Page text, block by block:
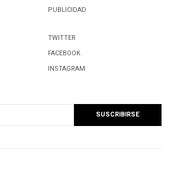
PUBLICIDAD
TWITTER
FACEBOOK
INSTAGRAM